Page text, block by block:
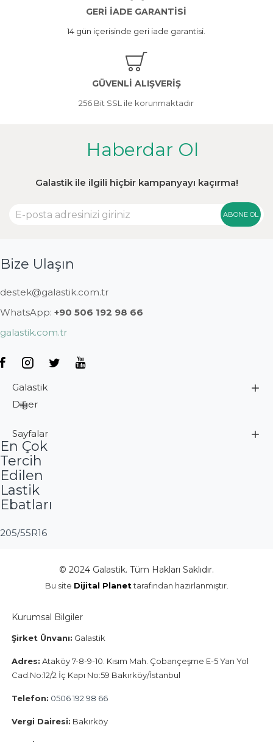
GERİ İADE GARANTİSİ
14 gün içerisinde geri iade garantisi.
GÜVENLİ ALIŞVERİŞ
256 Bit SSL ile korunmaktadır
Haberdar Ol
Galastik ile ilgili hiçbir kampanyayı kaçırma!
ABONE OL
Bize Ulaşın
destek@galastik.com.tr
WhatsApp: +90 506 192 98 66
galastik.com.tr
Galastik
Diğer
Sayfalar
En Çok
Tercih
Edilen
Lastik
Ebatları
205/55R16
© 2024 Galastik. Tüm Hakları Saklıdır.
Bu site Dijital Planettarafından hazırlanmıştır.
Kurumsal Bilgiler
Şirket Ünvanı: Galastik
Adres: Ataköy 7-8-9-10. Kısım Mah. Çobançeşme E-5 Yan Yol
Cad.No:12/2 İç Kapı No:59 Bakırköy/İstanbul
Telefon: 0506 192 98 66
Vergi Dairesi: Bakırköy